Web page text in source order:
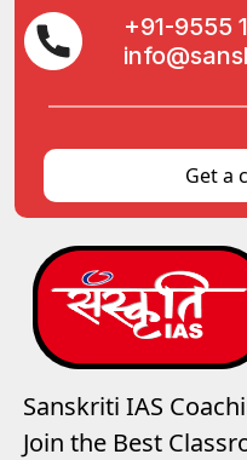
+91-9555
Get a
Sanskriti IAS
Join the Best